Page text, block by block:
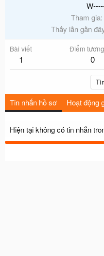
Tham gia
Thấy lần gần
Bài viết
1
Điểm
0
Tin nhắn hồ sơ Hoạt động
Hiện tại không có tin nhắn